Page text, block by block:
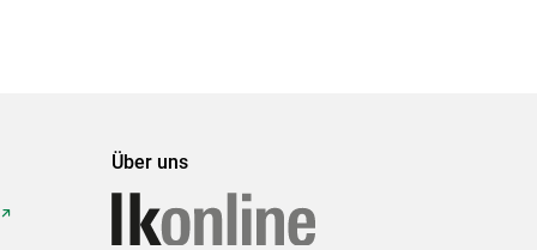
Über uns